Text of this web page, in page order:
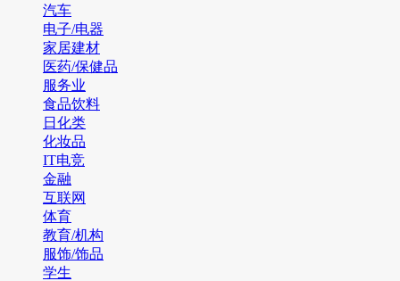
汽车
电子/电器
家居建材
医药/保健品
服务业
食品饮料
日化类
化妆品
IT电竞
金融
互联网
体育
教育/机构
服饰/饰品
学生